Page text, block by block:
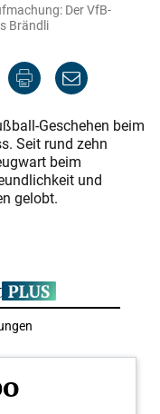
Der VfB-
Brändli
Geschehen beim
Seit rund zehn
beim
und
gelobt.